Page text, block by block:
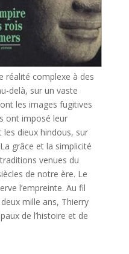
réalité complexe à des
delà, sur un vaste
les images fugitives
ont imposé leur
dieux hindous, sur
grâce et la simplicité
venues du
de notre ère. Le
l’empreinte. Au fil
mille ans, Thierry
de l’histoire et de